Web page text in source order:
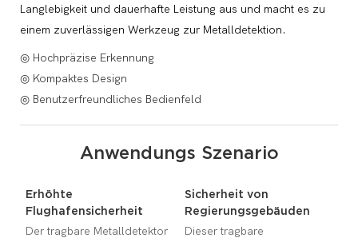
Langlebigkeit und dauerhafte Leistung aus und macht es zu
einem zuverlässigen Werkzeug zur Metalldetektion.
◎ Hochpräzise Erkennung
◎ Kompaktes Design
◎ Benutzerfreundliches Bedienfeld
Anwendungs Szenario
Erhöhte
Flughafensicherheit
Der tragbare Metalldetektor
Sicherheit von
Regierungsgebäuden
Dieser tragbare